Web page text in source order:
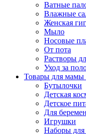
Ватные
Влажные
Женская
Мыло
Носовые
От пота
Растворы
Уход за
Товары для
Бутылочки
Детская
Детское
Для
Игрушки
Наборы для